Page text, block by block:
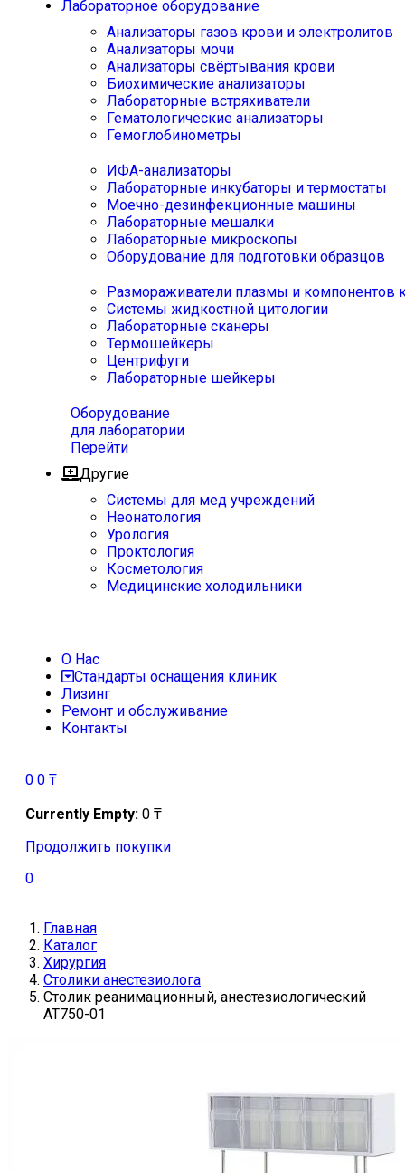
Лабораторное оборудование
Анализаторы газов крови и электролитов
Анализаторы мочи
Анализаторы свёртывания крови
Биохимические анализаторы
Лабораторные встряхиватели
Гематологические анализаторы
Гемоглобинометры
ИФА-анализаторы
Лабораторные инкубаторы и термостаты
Моечно-дезинфекционные машины
Лабораторные мешалки
Лабораторные микроскопы
Оборудование для подготовки образцов
Размораживатели плазмы и компонентов
Системы жидкостной цитологии
Лабораторные сканеры
Термошейкеры
Центрифуги
Лабораторные шейкеры
Оборудование
для лаборатории
Перейти
Другие
Системы для мед учреждений
Неонатология
Урология
Проктология
Косметология
Медицинские холодильники
О Нас
Стандарты оснащения клиник
Лизинг
Ремонт и обслуживание
Контакты
0 0 ₸
Currently Empty: 0 ₸
Продолжить покупки
0
Главная
Каталог
Хирургия
Столики анестезиолога
Столик реанимационный, анестезиологический
AT750-01